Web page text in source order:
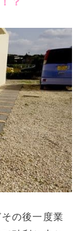
の後一度業